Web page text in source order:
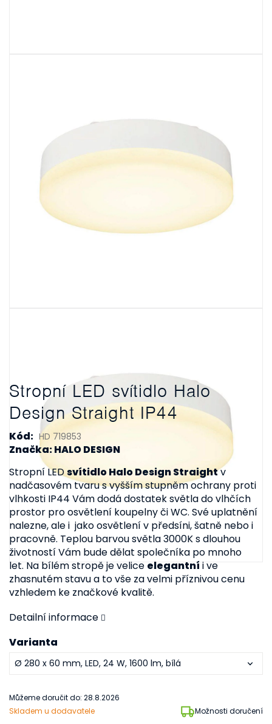
Stropní LED svítidlo Halo
Design Straight IP44
Kód: HD 719853
Značka: HALO DESIGN
Skladem u dodavatele Možnosti doručení
Varianta
Můžeme doručit do: 28.8.2026
Stropní LEDsvítidlo Halo Design Straightv
nadčasovém tvaru s vyšším stupněm ochrany proti
vlhkosti IP44 Vám dodá dostatek světla do vlhčích
prostor pro osvětlení koupelny či WC. Své uplatnění
nalezne, ale i jako osvětlení v předsíni, šatně nebo i
pracovně. Teplou barvou světla 3000K s dlouhou
životností Vám bude dělat společníka po mnoho
let. Na bílém stropě je velice elegantní i ve
zhasnutém stavu a to vše za velmi příznivou cenu
vzhledem ke značkové kvalitě.
Detailní informace